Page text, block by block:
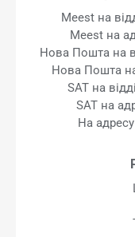
Meest на
Meest на
Нова Пошта на
Нова Пошта
SAT на
SAT на
На